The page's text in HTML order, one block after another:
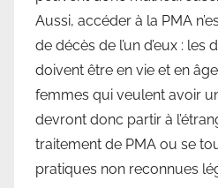
Aussi, accéder à la PMA
de décès de l’un d’eux : les
doivent être en vie et en
femmes qui veulent avoir
devront donc partir à
traitement de PMA ou se
pratiques non reconnues